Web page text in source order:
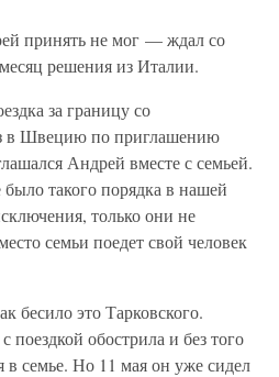
принять не мог — ждал со
решения из Италии.
за границу со
в Швецию по приглашению
Андрей вместе с семьей.
такого порядка в нашей
только они не
семьи поедет свой человек
бесило это Тарковского.
поездкой обострила и без того
семье. Но 11 мая он уже сидел